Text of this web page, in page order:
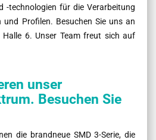
-technologien für die Verarbeitung
und Profilen. Besuchen Sie uns an
6. Unser Team freut sich auf
unser
Besuchen Sie
die brandneue SMD 3-Serie, die